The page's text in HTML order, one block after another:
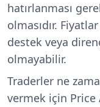
hatırlanması
olmasıdır.
destek veya
olmayabilir.
Traderler ne
vermek için Price